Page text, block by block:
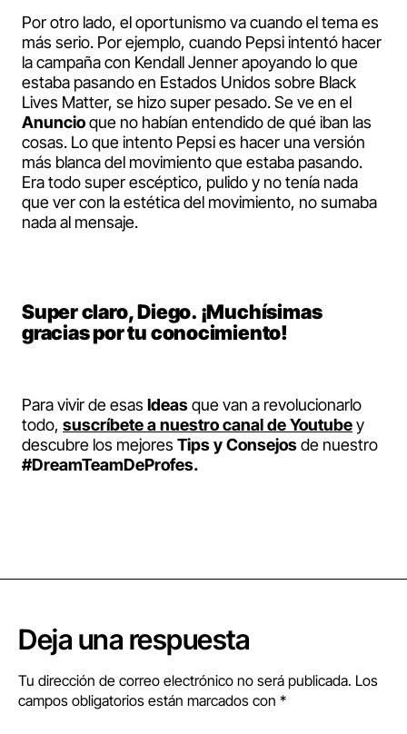
Por otro lado, el oportunismo va cuando el tema es
más serio. Por ejemplo, cuando Pepsi intentó hacer
la campaña con Kendall Jenner apoyando lo que
estaba pasando en Estados Unidos sobre Black
Lives Matter, se hizo super pesado. Se ve en el
Anuncioque no habían entendido de qué iban las
cosas. Lo que intento Pepsi es hacer una versión
más blanca del movimiento que estaba pasando.
Era todo super escéptico, pulido y no tenía nada
que ver con la estética del movimiento, no sumaba
nada al mensaje.
Super claro, Diego. ¡Muchísimas
gracias por tu conocimiento!
Para vivir de esas Ideasque van a revolucionarlo
todo, suscríbete a nuestro canal de Youtubey
descubre los mejores Tips y Consejosde nuestro
#DreamTeamDeProfes.
Deja una respuesta
Tu dirección de correo electrónico no será publicada. Los
campos obligatorios están marcados con *